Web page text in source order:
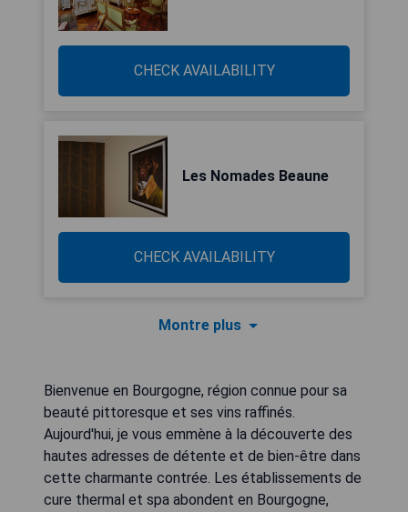
CHECK AVAILABILITY
Les Nomades Beaune
CHECK AVAILABILITY
Montre plus
Bienvenue en Bourgogne, région connue pour sa
beauté pittoresque et ses vins raffinés.
Aujourd'hui, je vous emmène à la découverte des
hautes adresses de détente et de bien-être dans
cette charmante contrée. Les établissements de
cure thermal et spa abondent en Bourgogne,